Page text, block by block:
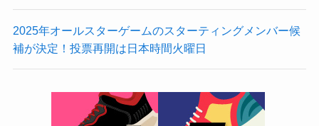
2025年オールスターゲームのスターティングメンバー候
補が決定！投票再開は日本時間火曜日